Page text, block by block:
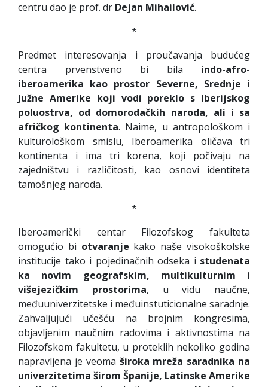
centru dao je prof. dr Dejan Mihailović.
*
Predmet interesovanja i proučavanja budućeg
centra prvenstveno bi bila indo-afro-
iberoamerika kao prostor Severne, Srednje i
Južne Amerike koji vodi poreklo s Iberijskog
poluostrva, od domorodačkih naroda, ali i sa
afričkog kontinenta. Naime, u antropološkom i
kulturološkom smislu, Iberoamerika oličava tri
kontinenta i ima tri korena, koji počivaju na
zajedništvu i različitosti, kao osnovi identiteta
tamošnjeg naroda.
*
Iberoamerički centar Filozofskog fakulteta
omogućio bi otvaranje kako naše visokoškolske
institucije tako i pojedinačnih odseka i studenata
ka novim geografskim, multikulturnim i
višejezičkim prostorima, u vidu naučne,
međuuniverzitetske i međuinstuticionalne saradnje.
Zahvaljujući učešću na brojnim kongresima,
objavljenim naučnim radovima i aktivnostima na
Filozofskom fakultetu, u proteklih nekoliko godina
napravljena je veoma široka mreža saradnika na
univerzitetima širom Španije, Latinske Amerike